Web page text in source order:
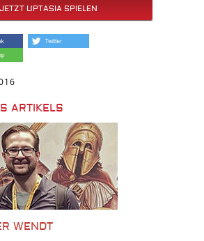
JETZT UPTASIA SPIELEN
ARTIKELS
WENDT